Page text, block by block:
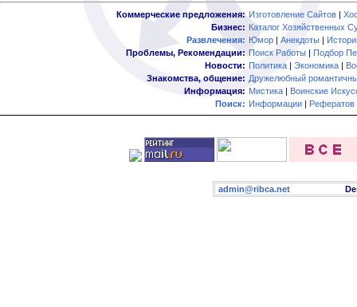
Коммерческие предложения: Изготовление Сайтов |
Бизнес: Каталог Хозяйственных
Развлечения: Юмор | Анекдоты |
Проблемы, Рекомендации: Поиск Работы | Подбор
Новости: Политика | Экономика |
Знакомства, общение: Дружелюбный
Информация: Мистика | Воинские
Поиск: Информации | Рефератов
admin@ribca.net